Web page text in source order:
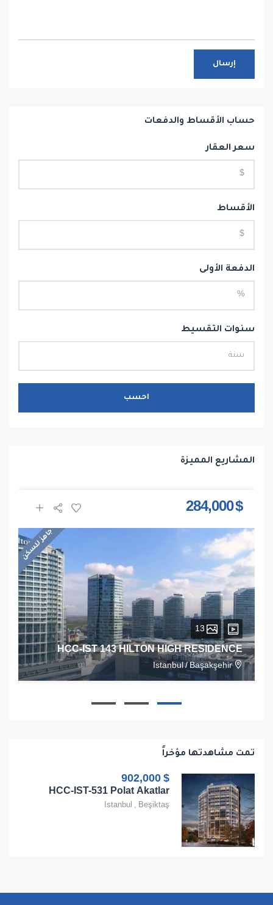
إرسال
حساب الأقساط والدفعات
سعر العقار
الأقساط
الدفعة الأولى
سنوات التقسيط
احسب
المشاريع المميزة
$ 284,000
جاهز للسكن
HCC-IST 143 HILTON HIGH RESIDENCE
Istanbul / Başakşehir
تمت مشاهدتها مؤخراً
$ 902,000
HCC-IST-531 Polat Akatlar
Istanbul , Beşiktaş